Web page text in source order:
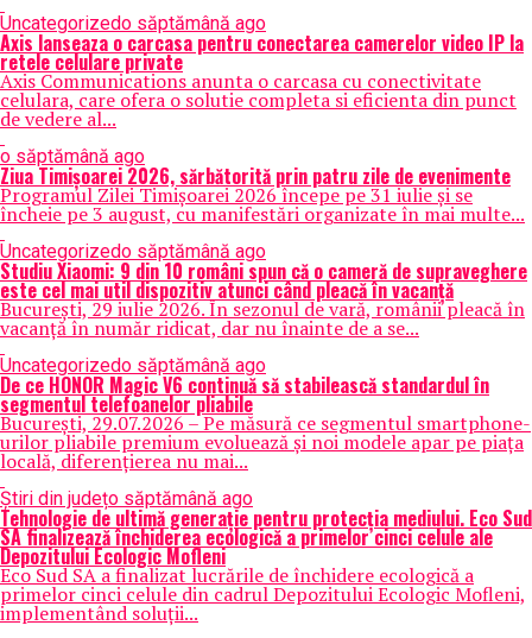
Uncategorizedo săptămână ago
Axis lanseaza o carcasa pentru conectarea camerelor video IP la
retele celulare private
Axis Communications anunta o carcasa cu conectivitate
celulara, care ofera o solutie completa si eficienta din punct
de vedere al...
o săptămână ago
Ziua Timișoarei 2026, sărbătorită prin patru zile de evenimente
Programul Zilei Timișoarei 2026 începe pe 31 iulie și se
încheie pe 3 august, cu manifestări organizate în mai multe...
Uncategorizedo săptămână ago
Studiu Xiaomi: 9 din 10 români spun că o cameră de supraveghere
este cel mai util dispozitiv atunci când pleacă în vacanță
București, 29 iulie 2026. În sezonul de vară, românii pleacă în
vacanță în număr ridicat, dar nu înainte de a se...
Uncategorizedo săptămână ago
De ce HONOR Magic V6 continuă să stabilească standardul în
segmentul telefoanelor pliabile
București, 29.07.2026 – Pe măsură ce segmentul smartphone-
urilor pliabile premium evoluează și noi modele apar pe piața
locală, diferențierea nu mai...
Știri din județo săptămână ago
Tehnologie de ultimă generație pentru protecția mediului. Eco Sud
SA finalizează închiderea ecologică a primelor cinci celule ale
Depozitului Ecologic Mofleni
Eco Sud SA a finalizat lucrările de închidere ecologică a
primelor cinci celule din cadrul Depozitului Ecologic Mofleni,
implementând soluții...